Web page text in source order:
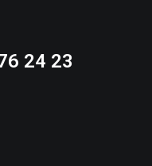
24 23